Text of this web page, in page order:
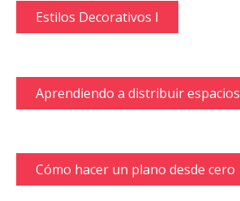
Estilos Decorativos I
Aprendiendo a distribuir espacios
Cómo hacer un plano desde cero